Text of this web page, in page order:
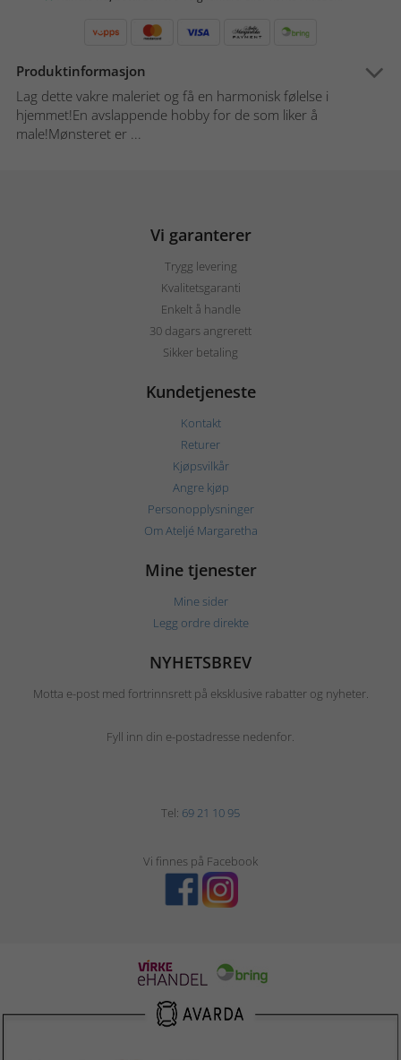
Produktinformasjon
Lag dette vakre maleriet og få en harmonisk følelse i
hjemmet!En avslappende hobby for de som liker å
male!Mønsteret er ...
Vi garanterer
Trygg levering
Kvalitetsgaranti
Enkelt å handle
30 dagars angrerett
Sikker betaling
Kundetjeneste
Kontakt
Returer
Kjøpsvilkår
Angre kjøp
Personopplysninger
Om Ateljé Margaretha
Mine tjenester
Mine sider
Legg ordre direkte
NYHETSBREV
Motta e-post med fortrinnsrett på eksklusive rabatter og nyheter.
Fyll inn din e-postadresse nedenfor.
Tel: 69 21 10 95
Vi finnes på Facebook